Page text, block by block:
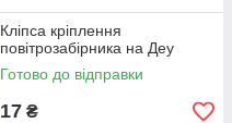
Кліпса кріплення
повітрозабірника на Деу
Готово до відправки
17 ₴